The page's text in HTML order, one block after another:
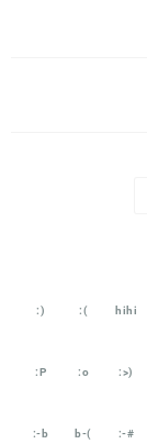
:) :( hihi
:P :o :>)
:-b b-( :-#